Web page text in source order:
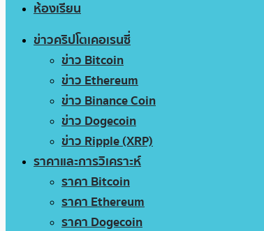
ห้องเรียน
ข่าวคริปโตเคอเรนซี่
ข่าว Bitcoin
ข่าว Ethereum
ข่าว Binance Coin
ข่าว Dogecoin
ข่าว Ripple (XRP)
ราคาและการวิเคราะห์
ราคา Bitcoin
ราคา Ethereum
ราคา Dogecoin